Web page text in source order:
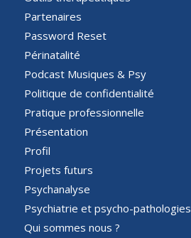
Partenaires
Password Reset
Périnatalité
Podcast Musiques & Psy
Politique de confidentialité
Pratique professionnelle
Présentation
Profil
Projets futurs
Psychanalyse
Psychiatrie et psycho-pathologies
Qui sommes nous ?